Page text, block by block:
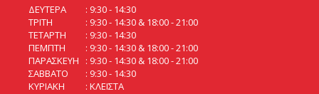
ΔΕΥΤΕΡΑ
9:30 - 14:30
ΤΡΙΤΗ
9:30 - 14:30 & 18:00 - 21:00
ΤΕΤΑΡΤΗ
9:30 - 14:30
ΠΕΜΠΤΗ
9:30 - 14:30 & 18:00 - 21:00
ΠΑΡΑΣΚΕΥΗ
9:30 - 14:30 & 18:00 - 21:00
ΣΑΒΒΑΤΟ
9:30 - 14:30
ΚΥΡΙΑΚΗ
ΚΛΕΙΣΤΑ